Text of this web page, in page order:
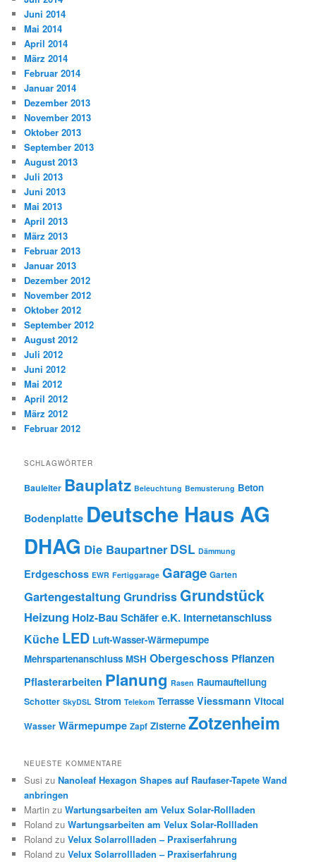
Juni 2014
Mai 2014
April 2014
März 2014
Februar 2014
Januar 2014
Dezember 2013
November 2013
Oktober 2013
September 2013
August 2013
Juli 2013
Juni 2013
Mai 2013
April 2013
März 2013
Februar 2013
Januar 2013
Dezember 2012
November 2012
Oktober 2012
September 2012
August 2012
Juli 2012
Juni 2012
Mai 2012
April 2012
März 2012
Februar 2012
SCHLAGWÖRTER
Bauleiter Bauplatz Beleuchtung Bemusterung Beton
Bodenplatte Deutsche Haus AG
DHAG Die Baupartner DSL Dämmung
Erdgeschoss EWR Fertiggarage Garage Garten
Gartengestaltung Grundriss Grundstück
Heizung Holz-Bau Schäfer e.K. Internetanschluss
Küche LED Luft-Wasser-Wärmepumpe
Mehrspartenanschluss MSH Obergeschoss Pflanzen
Pflasterarbeiten Planung Rasen Raumaufteilung
Schotter SkyDSL Strom Telekom Terrasse Viessmann Vitocal
Wasser Wärmepumpe Zapf Zisterne Zotzenheim
NEUESTE KOMMENTARE
Susi zuNanoleaf Hexagon Shapes auf Raufaser-Tapete Wand
anbringen
Martin zuWartungsarbeiten am Velux Solar-Rollladen
Roland zuWartungsarbeiten am Velux Solar-Rollladen
Roland zuVelux Solarrollladen – Praxiserfahrung
Roland zuVelux Solarrollladen – Praxiserfahrung